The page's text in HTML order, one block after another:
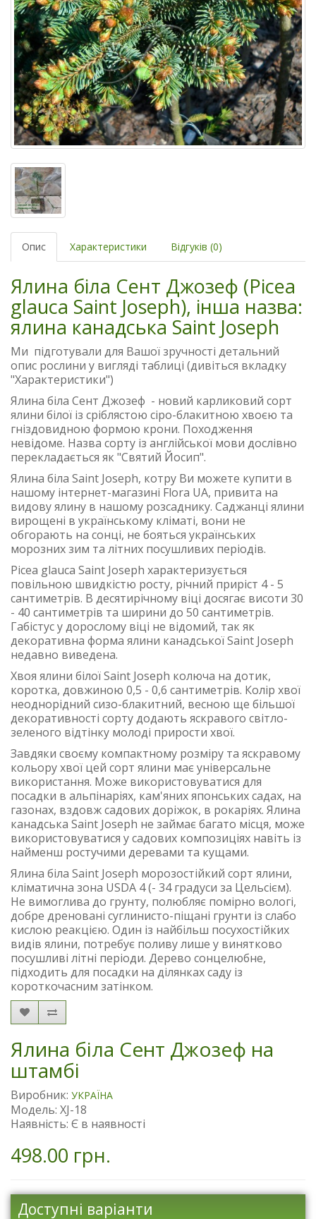
Опис Характеристики Відгуків (0)
Ялина біла Сент Джозеф (Picea
glauca Saint Joseph), інша назва:
ялина канадська Saint Joseph
Ми підготували для Вашої зручності детальний
опис рослини у вигляді таблиці (дивіться вкладку
"Характеристики")
Ялина біла Сент Джозеф - новий карликовий сорт
ялини білої із сріблястою сіро-блакитною хвоєю та
гніздовидною формою крони. Походження
невідоме. Назва сорту із англійської мови дослівно
перекладається як "Святий Йосип".
Ялина біла Saint Joseph, котру Ви можете купити в
нашому інтернет-магазині Flora UA, привита на
видову ялину в нашому розсаднику. Саджанці ялини
вирощені в українському кліматі, вони не
обгорають на сонці, не бояться українських
морозних зим та літних посушливих періодів.
Picea glauca Saint Joseph характеризується
повільною швидкістю росту, річний приріст 4 - 5
сантиметрів. В десятирічному віці досягає висоти 30
- 40 сантиметрів та ширини до 50 сантиметрів.
Габістус у дорослому віці не відомий, так як
декоративна форма ялини канадської Saint Joseph
недавно виведена.
Хвоя ялини білої Saint Joseph колюча на дотик,
коротка, довжиною 0,5 - 0,6 сантиметрів. Колір хвої
неоднорідний сизо-блакитний, весною ще більшої
декоративності сорту додають яскравого світло-
зеленого відтінку молоді прирости хвої.
Завдяки своєму компактному розміру та яскравому
кольору хвої цей сорт ялини має універсальне
використання. Може використовуватися для
посадки в альпінаріях, кам'яних японських садах, на
газонах, вздовж садових доріжок, в рокаріях. Ялина
канадська Saint Joseph не займає багато місця, може
використовуватися у садових композиціях навіть із
найменш ростучими деревами та кущами.
Ялина біла Saint Joseph морозостійкий сорт ялини,
кліматична зона USDA 4 (- 34 градуси за Цельсієм).
Не вимоглива до грунту, полюбляє помірно вологі,
добре дреновані суглинисто-піщані грунти із слабо
кислою реакцією. Один із найбільш посухостійких
видів ялини, потребує поливу лише у винятково
посушливі літні періоди. Дерево сонцелюбне,
підходить для посадки на ділянках саду із
короткочасним затінком.
Ялина біла Сент Джозеф на
штамбі
Виробник: УКРАЇНА
Модель: XJ-18
Наявність: Є в наявності
498.00 грн.
Доступні варіанти